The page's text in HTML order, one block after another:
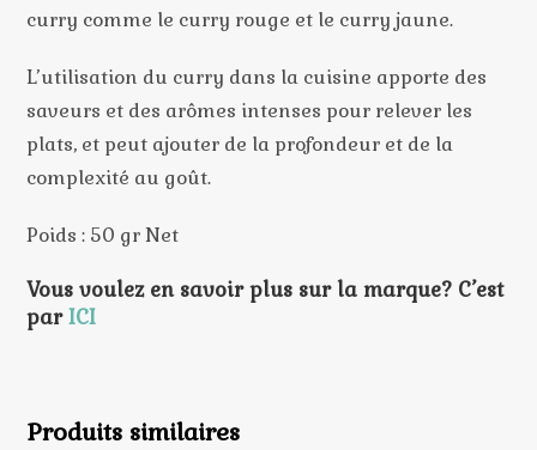
curry comme le curry rouge et le curry jaune.
L’utilisation du curry dans la cuisine apporte des
saveurs et des arômes intenses pour relever les
plats, et peut ajouter de la profondeur et de la
complexité au goût.
Poids : 50 gr Net
Vous voulez en savoir plus sur la marque? C’est
parICI
Produits similaires